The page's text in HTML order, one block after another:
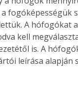
fogóképességük
A hófogókat
kell
is. A
leírása alapján